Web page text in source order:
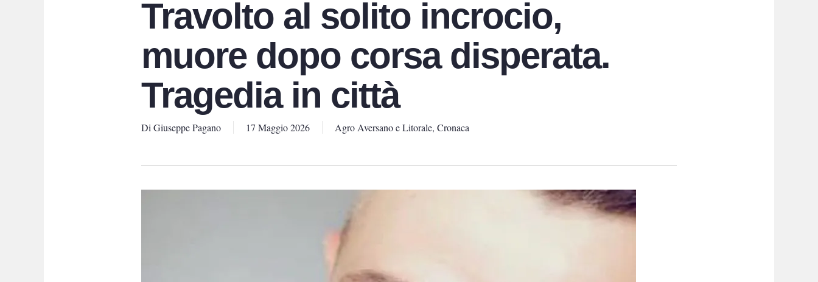
Travolto al solito incrocio,
muore dopo corsa disperata.
Tragedia in città
Di Giuseppe Pagano 17 Maggio 2026 Agro Aversano e Litorale, Cronaca